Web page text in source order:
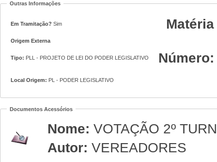
Outras Informações
Em Tramitação?Sim
Origem Externa
Tipo: PLL - PROJETO DE LEI DO PODER LEGISLATIVO
Local Origem: PL - PODER LEGISLATIVO
Documentos Acessórios
Nome: VOTAÇÃO 2º
Autor: VEREADORES